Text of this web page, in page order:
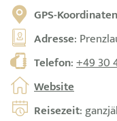
GPS-Koordinaten
Adresse:
Telefon:+49 30
Website
Reisezeit: